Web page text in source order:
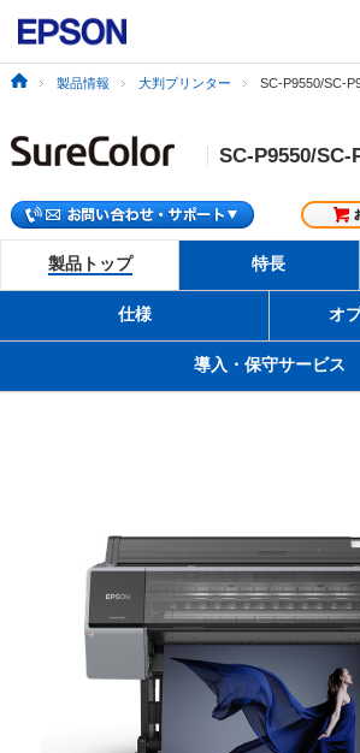
製品情報 大判プリンター SC-P9550/SC-
SC-P9550/SC-
製品トップ 特長
仕様 オ
導入・保守サービス